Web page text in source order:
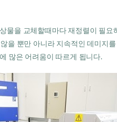
물을 교체할때마다 재정렬이 필요
을 뿐만 아니라 지속적인 데미지
많은 어려움이 따르게 됩니다.